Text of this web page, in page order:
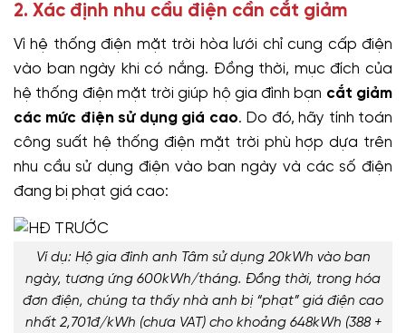
2. Xác định nhu cầu điện cần cắt giảm
Vì hệ thống điện mặt trời hòa lưới chỉ cung cấp điện
vào ban ngày khi có nắng. Đồng thời, mục đích của
hệ thống điện mặt trời giúp hộ gia đình bạn cắt giảm
các mức điện sử dụng giá cao. Do đó, hãy tính toán
công suất hệ thống điện mặt trời phù hợp dựa trên
nhu cầu sử dụng điện vào ban ngày và các số điện
đang bị phạt giá cao:
Ví dụ: Hộ gia đình anh Tâm sử dụng 20kWh vào ban
ngày, tương ứng 600kWh/tháng. Đồng thời, trong hóa
đơn điện, chúng ta thấy nhà anh bị “phạt” giá điện cao
nhất 2,701đ/kWh (chưa VAT) cho khoảng 648kWh (388 +